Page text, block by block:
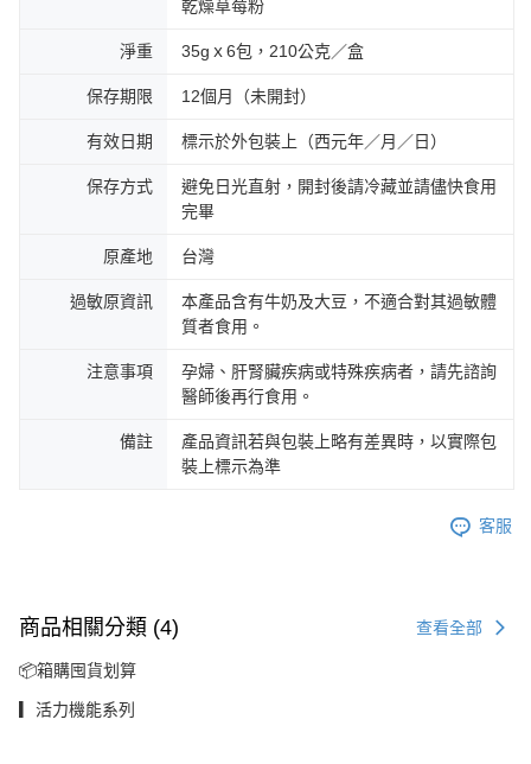
乾燥草莓粉
淨重 35gｘ6包，210公克／盒
保存期限 12個月（未開封）
有效日期 標示於外包裝上（西元年／月／日）
保存方式
避免日光直射，開封後請冷藏並請儘快食用
完畢
原產地 台灣
過敏原資訊
本產品含有牛奶及大豆，不適合對其過敏體
質者食用。
注意事項
孕婦、肝腎臟疾病或特殊疾病者，請先諮詢
醫師後再行食用。
備註
產品資訊若與包裝上略有差異時，以實際包
裝上標示為準
客服
商品相關分類 (4) 查看全部
📦箱購囤貨划算
▎活力機能系列